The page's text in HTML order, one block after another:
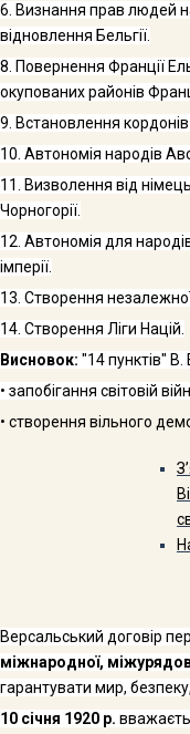
6. Визнання прав людей
відновлення Бельгії.
8. Повернення Франції
окупованих районів
9. Встановлення кордонів
10. Автономія народів
11. Визволення від
Чорногорії.
12. Автономія для
імперії.
13. Створення
14. Створення Ліги Націй.
Висновок: "14 пунктів"
• запобігання світовій
• створення вільного
Версальський договір
міжнародної,
гарантувати мир,
10 січня 1920 р.